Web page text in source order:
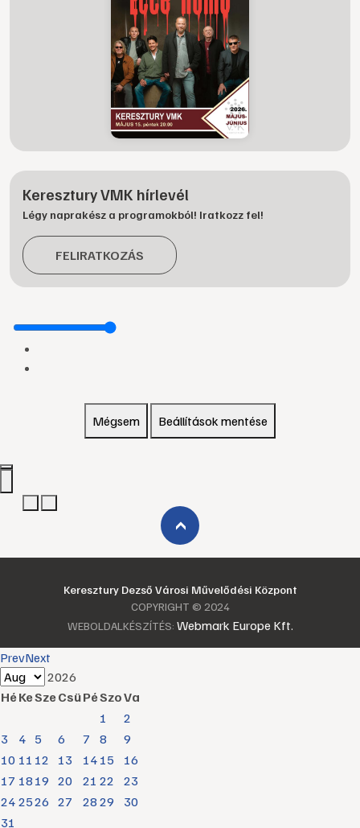
Keresztury VMK hírlevél
Légy naprakész a programokból! Iratkozz fel!
FELIRATKOZÁS
Mégsem Beállítások mentése
›
Keresztury Dezső Városi Művelődési Központ
COPYRIGHT © 2024
WEBOLDALKÉSZÍTÉS: Webmark Europe Kft.
PrevNext
2026
HéKeSzeCsüPéSzoVa
1
2
3
4 5 6 7 8
9
10 11 12 13 14 15
16
17 18 19 20 21 22
23
24 2526 27 28 29
30
31